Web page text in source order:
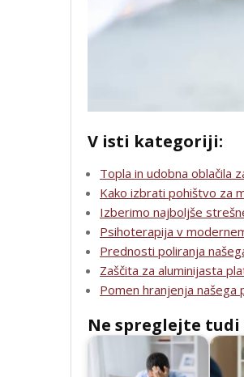
V isti kategoriji:
Topla in udobna oblačila
Kako izbrati pohištvo za
Izberimo najboljše
Psihoterapija v
Prednosti poliranja
Zaščita za aluminijasta
Pomen hranjenja našega
Ne spreglejte